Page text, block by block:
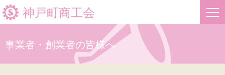
神戸町商工会
事業者・創業者の皆様へ